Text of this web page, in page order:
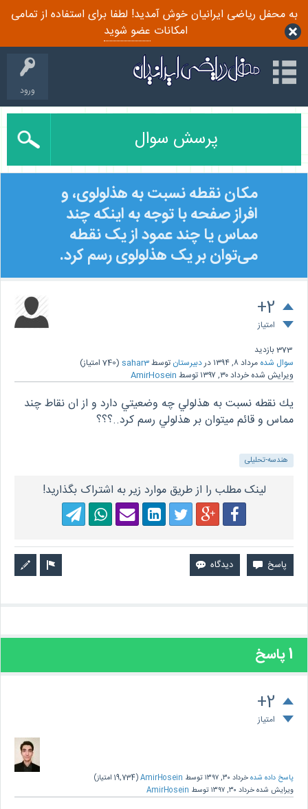
به محفل ریاضی ایرانیان خوش آمدید! لطفا برای استفاده از تمامی
امکانات عضو شوید
ورود
پرسش سوال
مکان نقطه نسبت به هذلولوی، و
افراز صفحه با توجه به اینکه چند
مماس یا چند عمود از یک نقطه
می‌توان بر یک هذلولوی رسم کرد.
+2
امتیاز
373بازدید
سوال شده مرداد ۸, ۱۳۹۴ دردبیرستان توسطsahar3
(
740 امتیاز)
ویرایش شده خرداد ۳۰, ۱۳۹۷ توسط AmirHosein
يك نقطه نسبت به هذلولي چه وضعيتي دارد و از ان نقاط چند
مماس و قائم ميتوان بر هذلولي رسم كرد..؟؟؟
هندسه-تحلیلی
لینک مطلب را از طریق موارد زیر به اشتراک بگذارید!
1پاسخ
+2
امتیاز
پاسخ داده شدهخرداد ۳۰, ۱۳۹۷ توسط AmirHosein
(
19,734 امتیاز)
ویرایش شدهخرداد ۳۰, ۱۳۹۷ توسط AmirHosein